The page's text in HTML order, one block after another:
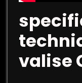
valise